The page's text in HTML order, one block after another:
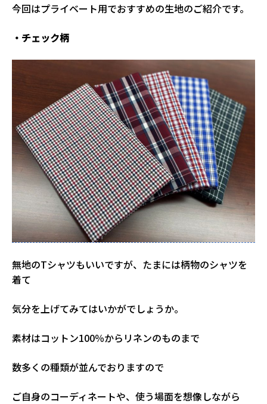
今回はプライベート用でおすすめの生地のご紹介です。
・チェック柄
無地のTシャツもいいですが、たまには柄物のシャツを
着て
気分を上げてみてはいかがでしょうか。
素材はコットン100％からリネンのものまで
数多くの種類が並んでおりますので
ご自身のコーディネートや、使う場面を想像しながら